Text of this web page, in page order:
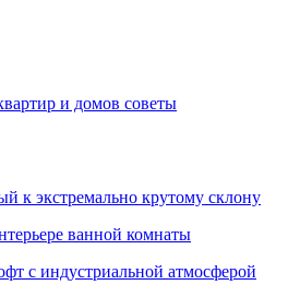
и домов советы
к экстремально крутому склону
ванной комнаты
с индустриальной атмосферой